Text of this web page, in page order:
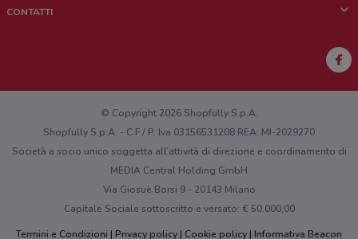
Via San Francesco D' Assisi, 29 Rivarolo Canavese
73 m
Corso Torino, 20 Rivarolo Canavese
C.SO TORINO, 25
Lavora con noi
CONTATTI
Hai un malfunzionamento sul web o sull'app?
© Copyright 2026 Shopfully S.p.A.
Shopfully S.p.A. - C.F / P. Iva 03156531208 REA: MI-2029270
Società a socio unico soggetta all’attività di direzione e coordinamento di
MEDIA Central Holding GmbH
Via Giosuè Borsi 9 - 20143 Milano
Capitale Sociale sottoscritto e versato: € 50.000,00
Termini e Condizioni
Privacy policy Cookie policy Informativa Beacon